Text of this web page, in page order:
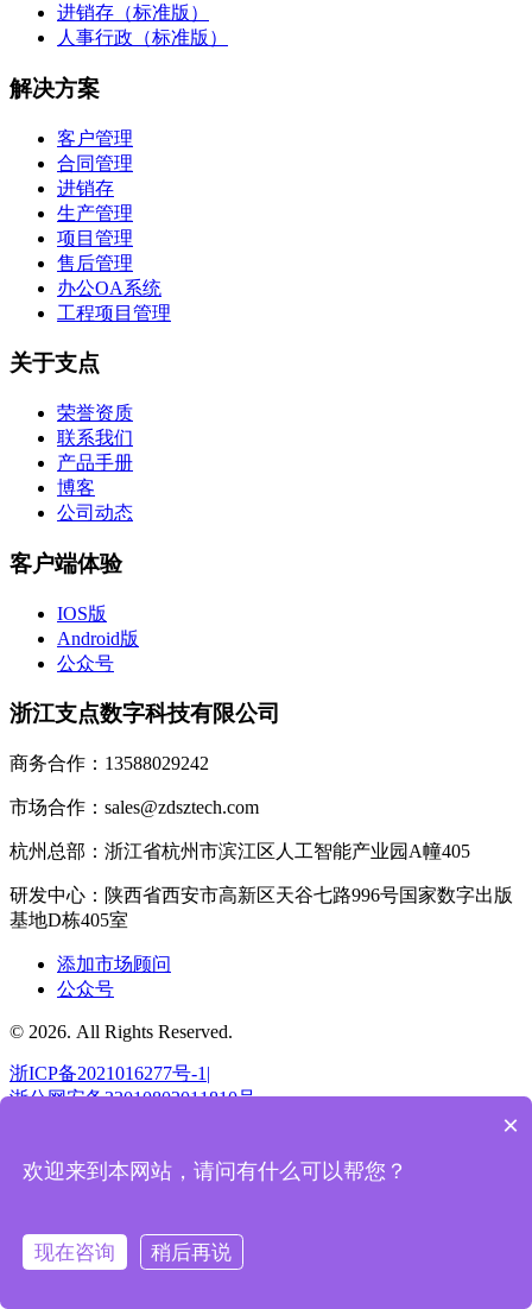
进销存（标准版）
人事行政（标准版）
解决方案
客户管理
合同管理
进销存
生产管理
项目管理
售后管理
办公OA系统
工程项目管理
关于支点
荣誉资质
联系我们
产品手册
博客
公司动态
客户端体验
IOS版
Android版
公众号
浙江支点数字科技有限公司
商务合作：13588029242
市场合作：sales@zdsztech.com
杭州总部：浙江省杭州市滨江区人工智能产业园A幢405
研发中心：陕西省西安市高新区天谷七路996号国家数字出版
基地D栋405室
添加市场顾问
公众号
© 2026. All Rights Reserved.
浙ICP备2021016277号-1|
浙公网安备33010802011810号
返回顶部
×
欢迎来到本网站，请问有什么可以帮您？
现在咨询 稍后再说